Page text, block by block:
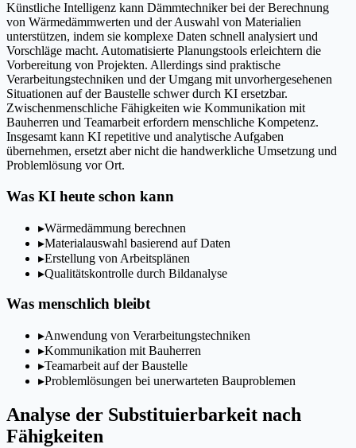
Künstliche Intelligenz kann Dämmtechniker bei der Berechnung
von Wärmedämmwerten und der Auswahl von Materialien
unterstützen, indem sie komplexe Daten schnell analysiert und
Vorschläge macht. Automatisierte Planungstools erleichtern die
Vorbereitung von Projekten. Allerdings sind praktische
Verarbeitungstechniken und der Umgang mit unvorhergesehenen
Situationen auf der Baustelle schwer durch KI ersetzbar.
Zwischenmenschliche Fähigkeiten wie Kommunikation mit
Bauherren und Teamarbeit erfordern menschliche Kompetenz.
Insgesamt kann KI repetitive und analytische Aufgaben
übernehmen, ersetzt aber nicht die handwerkliche Umsetzung und
Problemlösung vor Ort.
Was KI heute schon kann
▸Wärmedämmung berechnen
▸Materialauswahl basierend auf Daten
▸Erstellung von Arbeitsplänen
▸Qualitätskontrolle durch Bildanalyse
Was menschlich bleibt
▸Anwendung von Verarbeitungstechniken
▸Kommunikation mit Bauherren
▸Teamarbeit auf der Baustelle
▸Problemlösungen bei unerwarteten Bauproblemen
Analyse der Substituierbarkeit nach
Fähigkeiten